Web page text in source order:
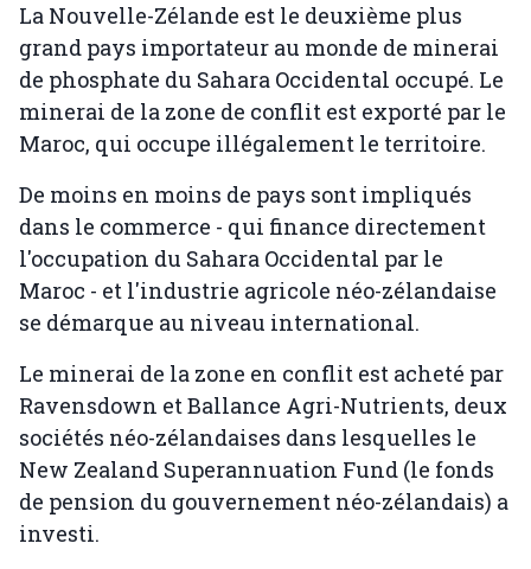
La Nouvelle-Zélande est le deuxième plus
grand pays importateur au monde de minerai
de phosphate du Sahara Occidental occupé. Le
minerai de la zone de conflit est exporté par le
Maroc, qui occupe illégalement le territoire.
De moins en moins de pays sont impliqués
dans le commerce - qui finance directement
l'occupation du Sahara Occidental par le
Maroc - et l'industrie agricole néo-zélandaise
se démarque au niveau international.
Le minerai de la zone en conflit est acheté par
Ravensdown et Ballance Agri-Nutrients, deux
sociétés néo-zélandaises dans lesquelles le
New Zealand Superannuation Fund (le fonds
de pension du gouvernement néo-zélandais) a
investi.